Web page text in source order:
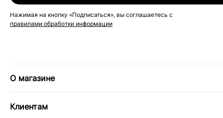
Нажимая на кнопку «Подписаться», вы соглашаетесь с
правилами обработки информации
О магазине
Клиентам